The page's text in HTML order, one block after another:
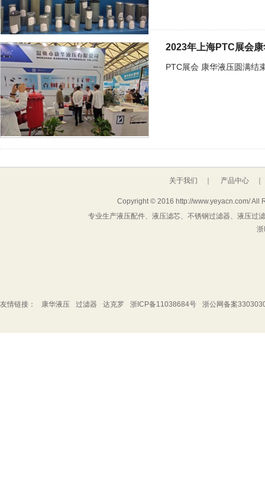
2023年上海PTC展会
PTC展会 康华液压圆满结
关于我们 ｜ 产品中心
Copyright © 2016 http://www.yeyacn.com/ All
专业生产液压配件、液压滤芯、不锈钢过滤器、液压
友情链接： 康华液压 过滤器 达克罗 浙ICP备11038684号 浙公网备案